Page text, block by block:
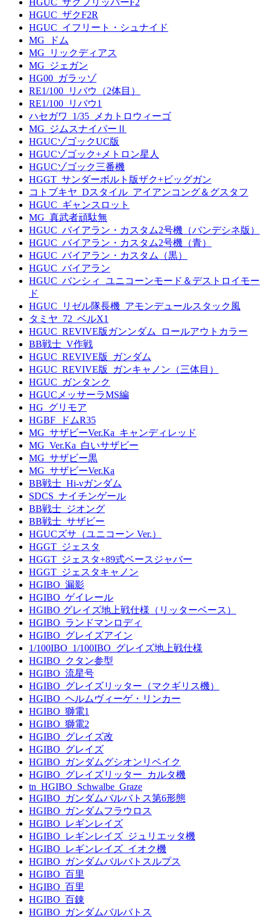
HGUC_ザクフリッパーF2
HGUC_ザクF2R
HGUC_イフリート・シュナイド
MG_ドム
MG_リックディアス
MG_ジェガン
HG00_ガラッゾ
RE1/100_リバウ（2体目）
RE1/100_リバウ1
ハセガワ_1/35_メカトロウィーゴ
MG_ジムスナイパーⅡ
HGUCゾゴックUC版
HGUCゾゴック+メトロン星人
HGUCゾゴック三番機
HGGT_サンダーボルト版ザク+ビッグガン
コトブキヤ_Dスタイル_アイアンコング＆グスタフ
HGUC_ギャンスロット
MG_真武者頑駄無
HGUC_バイアラン・カスタム2号機（バンデシネ版）
HGUC_バイアラン・カスタム2号機（青）
HGUC_バイアラン・カスタム（黒）
HGUC_バイアラン
HGUC_バンシィ_ユニコーンモード＆デストロイモー
ド
HGUC_リゼル隊長機_アモンデュールスタック風
タミヤ_72_ベルX1
HGUC_REVIVE版ガンンダム_ロールアウトカラー
BB戦士_V作戦
HGUC_REVIVE版_ガンダム
HGUC_REVIVE版_ガンキャノン（三体目）
HGUC_ガンタンク
HGUCメッサーラMS編
HG_グリモア
HGBF_ドムR35
MG_サザビーVer.Ka_キャンディレッド
MG_Ver.Ka_白いサザビー
MG_サザビー黒
MG_サザビーVer.Ka
BB戦士_Hi-νガンダム
SDCS_ナイチンゲール
BB戦士_ジオング
BB戦士_サザビー
HGUCズサ（ユニコーン Ver.）
HGGT_ジェスタ
HGGT_ジェスタ+89式ベースジャバー
HGGT_ジェスタキャノン
HGIBO_漏影
HGIBO_ゲイレール
HGIBO グレイズ地上戦仕様（リッターベース）
HGIBO_ランドマンロディ
HGIBO_グレイズアイン
1/100IBO_1/100IBO_グレイズ地上戦仕様
HGIBO_クタン参型
HGIBO_流星号
HGIBO_グレイズリッター（マクギリス機）
HGIBO_ヘルムヴィーゲ・リンカー
HGIBO_獅電1
HGIBO_獅電2
HGIBO_グレイズ改
HGIBO_グレイズ
HGIBO_ガンダムグシオンリベイク
HGIBO_グレイズリッター_カルタ機
tn_HGIBO_Schwalbe_Graze
HGIBO_ガンダムバルバトス第6形態
HGIBO_ガンダムフラウロス
HGIBO_レギンレイズ
HGIBO_レギンレイズ_ジュリエッタ機
HGIBO_レギンレイズ_イオク機
HGIBO_ガンダムバルバトスルプス
HGIBO_百里
HGIBO_百里
HGIBO_百錬
HGIBO_ガンダムバルバトス